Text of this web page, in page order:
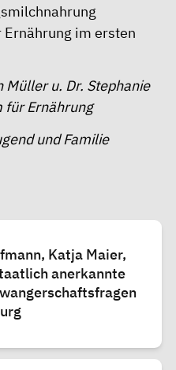
im ersten
Müller u. Dr. Stephanie
für Ernährung
und Familie
Katja Maier,
anerkannte